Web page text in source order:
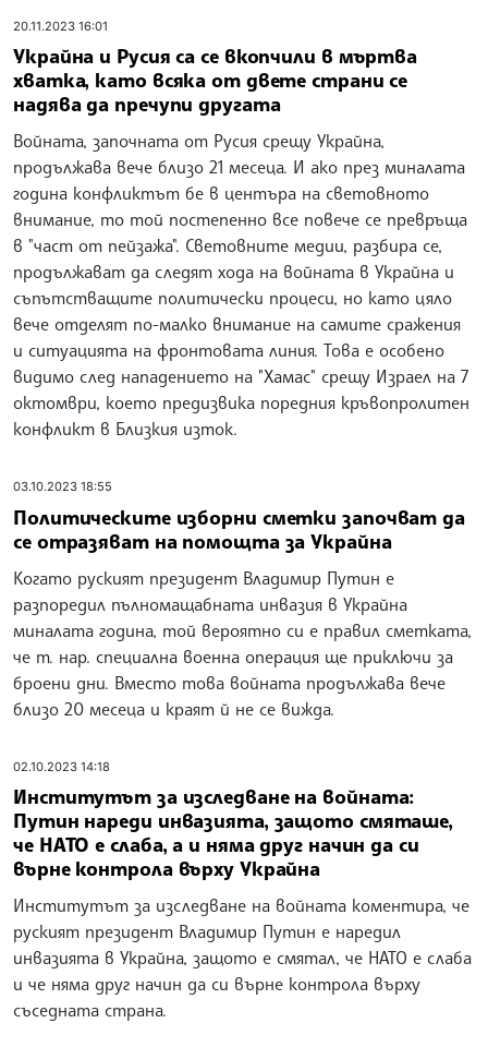
20.11.2023 16:01
Украйна и Русия са се вкопчили в мъртва
хватка, като всяка от двете страни се
надява да пречупи другата
Войната, започната от Русия срещу Украйна,
продължава вече близо 21 месеца. И ако през миналата
година конфликтът бе в центъра на световното
внимание, то той постепенно все повече се превръща
в "част от пейзажа". Световните медии, разбира се,
продължават да следят хода на войната в Украйна и
съпътстващите политически процеси, но като цяло
вече отделят по-малко внимание на самите сражения
и ситуацията на фронтовата линия. Това е особено
видимо след нападението на "Хамас" срещу Израел на 7
октомври, което предизвика поредния кръвопролитен
конфликт в Близкия изток.
03.10.2023 18:55
Политическите изборни сметки започват да
се отразяват на помощта за Украйна
Когато руският президент Владимир Путин е
разпоредил пълномащабната инвазия в Украйна
миналата година, той вероятно си е правил сметката,
че т. нар. специална военна операция ще приключи за
броени дни. Вместо това войната продължава вече
близо 20 месеца и краят й не се вижда.
02.10.2023 14:18
Институтът за изследване на войната:
Путин нареди инвазията, защото смяташе,
че НАТО е слаба, а и няма друг начин да си
върне контрола върху Украйна
Институтът за изследване на войната коментира, че
руският президент Владимир Путин е наредил
инвазията в Украйна, защото е смятал, че НАТО е слаба
и че няма друг начин да си върне контрола върху
съседната страна.